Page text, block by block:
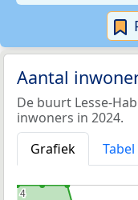
Aantal
De buurt Lesse-
inwoners in 2024.
Grafiek
Tabel
4
4